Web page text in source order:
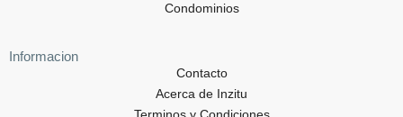
Condominios
Informacion
Contacto
Acerca de Inzitu